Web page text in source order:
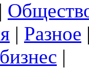
|
| Разное
|